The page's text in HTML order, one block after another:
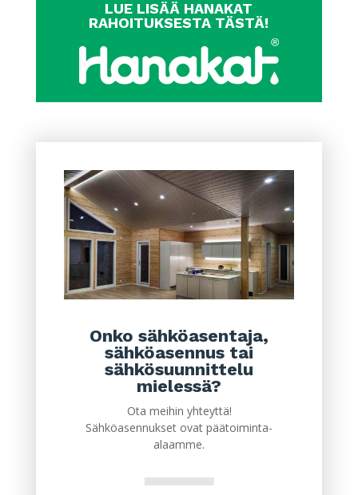
LUE LISÄÄ HANAKAT
RAHOITUKSESTA TÄSTÄ!
Onko sähköasentaja,
sähköasennus tai
sähkösuunnittelu
mielessä?
Ota meihin yhteyttä!
Sähköasennukset ovat päätoiminta-
alaamme.